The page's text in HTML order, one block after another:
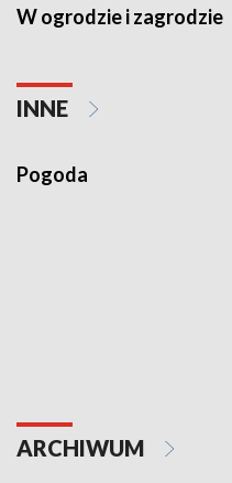
W ogrodzie i zagrodzie
INNE
Pogoda
ARCHIWUM